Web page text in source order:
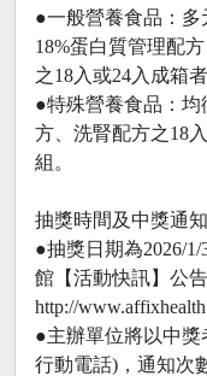
●一般營養食品：多
18%蛋白質管理配
之18入或24入成箱
●特殊營養食品：
方、洗腎配方之18
組。
抽獎時間及中獎通知
●抽獎日期為2026/
館【活動快訊】公告
http://
●主辦單位將以中
行動電話)，通知次